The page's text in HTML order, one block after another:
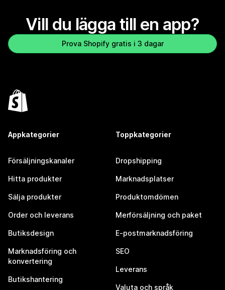
Vill du lägga till en app?
Prova Shopify gratis i 3 dagar
Appkategorier
Försäljningskanaler
Hitta produkter
Sälja produkter
Order och leverans
Butiksdesign
Marknadsföring och
konvertering
Butikshantering
Toppkategorier
Dropshipping
Marknadsplatser
Produktomdömen
Merförsäljning och paket
E-postmarknadsföring
SEO
Leverans
Valuta och språk